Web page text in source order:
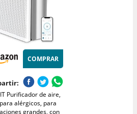
COMPRAR
Purificador de aire,
alérgicos, para
grandes, con